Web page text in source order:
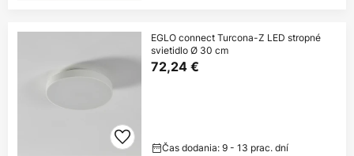
EGLO connect Turcona-Z LED stropné
svietidlo Ø 30 cm
72,24 €
Čas dodania: 9 - 13 prac. dní